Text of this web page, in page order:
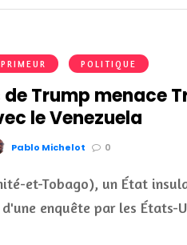
POLITIQUE
de Trump menace
le Venezuela
Pablo Michelot 0
et-Tobago), un État
enquête par les États-